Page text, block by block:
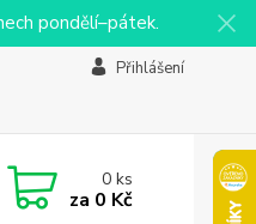
pondělí–pátek.
Přihlášení
0ks
za 0 Kč